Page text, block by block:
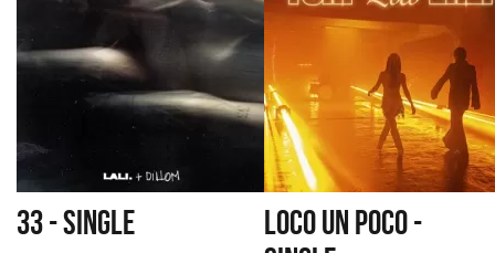
33 - SINGLE
LOCO UN POCO -